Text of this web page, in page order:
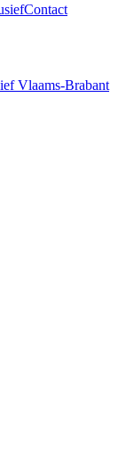
Contact
Vlaams-Brabant